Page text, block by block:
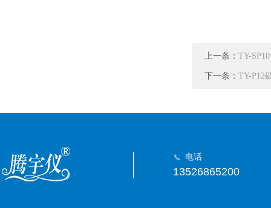
上一条： TY-
下一条： TY-P12
电话
13526865200